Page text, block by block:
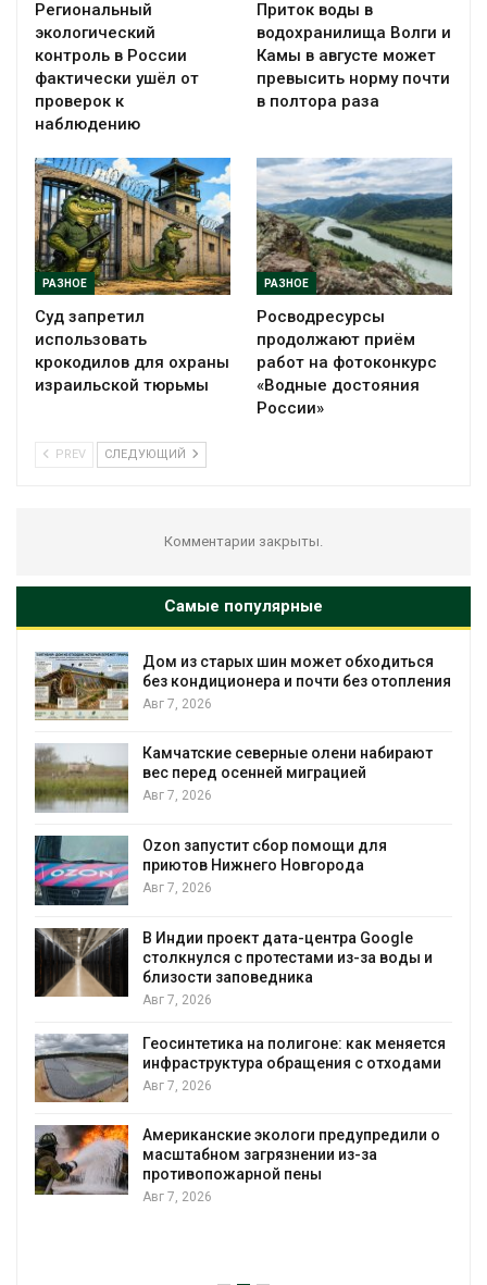
Региональный
экологический
контроль в России
фактически ушёл от
проверок к
наблюдению
Приток воды в
водохранилища Волги и
Камы в августе может
превысить норму почти
в полтора раза
РАЗНОЕ
Суд запретил
использовать
крокодилов для охраны
израильской тюрьмы
РАЗНОЕ
Росводресурсы
продолжают приём
работ на фотоконкурс
«Водные достояния
России»
PREV СЛЕДУЮЩИЙ
Комментарии закрыты.
Самые популярные
Дом из старых шин может обходиться
без кондиционера и почти без отопления
Авг 7, 2026
Камчатские северные олени набирают
вес перед осенней миграцией
Авг 7, 2026
Ozon запустит сбор помощи для
приютов Нижнего Новгорода
Авг 7, 2026
В Индии проект дата-центра Google
столкнулся с протестами из-за воды и
близости заповедника
Авг 7, 2026
Геосинтетика на полигоне: как меняется
инфраструктура обращения с отходами
Авг 7, 2026
Американские экологи предупредили о
масштабном загрязнении из-за
противопожарной пены
Авг 7, 2026